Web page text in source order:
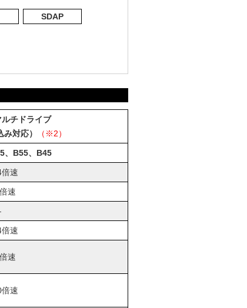
SDAP
チドライブ
み対応）
（※2）
、B55、B45
速
速
速
速
速